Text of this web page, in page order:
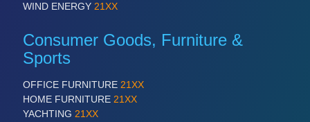
WIND ENERGY 21XX
Consumer Goods, Furniture &
Sports
OFFICE FURNITURE 21XX
HOME FURNITURE 21XX
YACHTING 21XX